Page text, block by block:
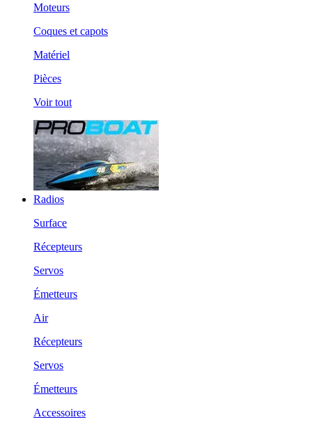
Moteurs
Coques et capots
Matériel
Pièces
Voir tout
Radios
Surface
Récepteurs
Servos
Émetteurs
Air
Récepteurs
Servos
Émetteurs
Accessoires